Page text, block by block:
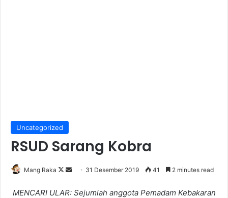
Uncategorized
RSUD Sarang Kobra
Mang Raka
Follow
X
Send
email
31 Desember 2019 41 2 minutes read
MENCARI ULAR: Sejumlah anggota Pemadam Kebakaran